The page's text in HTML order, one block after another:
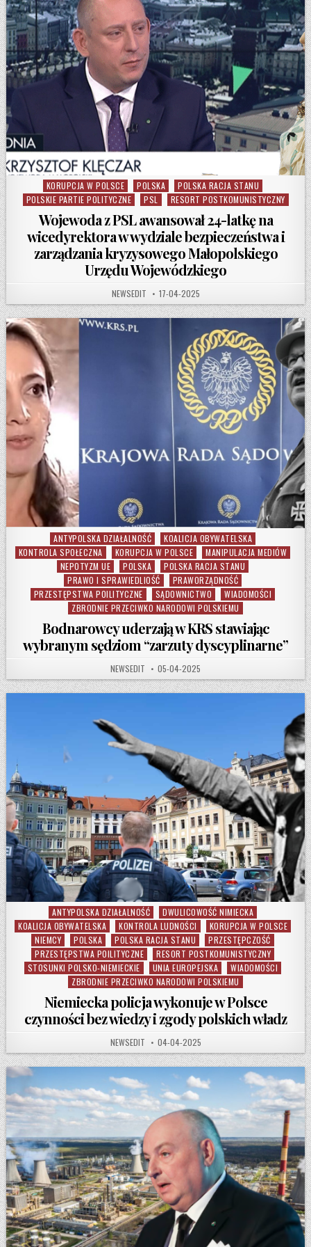
Posted in
KORUPCJA W POLSCE POLSKA
POLSKA RACJA STANU
POLSKIE PARTIE POLITYCZNE
PSL RESORT POSTKOMUNISTYCZNY
Wojewoda z PSL awansował 24-latkę na
wicedyrektora w wydziale bezpieczeństwa i
zarządzania kryzysowego Małopolskiego
Urzędu Wojewódzkiego
AUTHOR:
NEWSEDIT PUBLISHED DATE:
17-04-2025
Posted in
ANTYPOLSKA DZIAŁALNOŚĆ
KOALICJA OBYWATELSKA
KONTROLA SPOŁECZNA
KORUPCJA W POLSCE
MANIPULACJA MEDIÓW
NEPOTYZM UE
POLSKA
POLSKA RACJA STANU
PRAWO I SPRAWIEDLIOŚĆ
PRAWORZĄDNOŚĆ
PRZESTĘPSTWA POILITYCZNE
SĄDOWNICTWO
WIADOMOŚCI
ZBRODNIE PRZECIWKO NARODOWI POLSKIEMU
Bodnarowcy uderzają w KRS stawiając
wybranym sędziom “zarzuty dyscyplinarne”
AUTHOR:
NEWSEDIT PUBLISHED DATE:
05-04-2025
Posted in
ANTYPOLSKA DZIAŁALNOŚĆ
DWULICOWOŚĆ NIMIECKA
KOALICJA OBYWATELSKA
KONTROLA LUDNOŚCI
KORUPCJA W POLSCE
NIEMCY
POLSKA POLSKA RACJA STANU
PRZESTĘPCZOŚĆ
PRZESTĘPSTWA POILITYCZNE
RESORT POSTKOMUNISTYCZNY
STOSUNKI POLSKO-NIEMIECKIE
UNIA EUROPEJSKA
WIADOMOŚCI
ZBRODNIE PRZECIWKO NARODOWI POLSKIEMU
Niemiecka policja wykonuje w Polsce
czynności bez wiedzy i zgody polskich władz
AUTHOR:
NEWSEDIT PUBLISHED DATE:
04-04-2025